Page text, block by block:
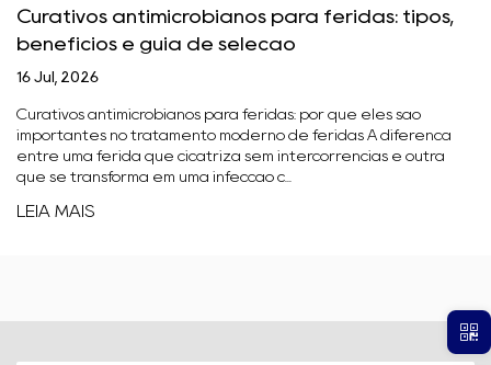
Curativos antimicrobianos para feridas: tipos,
benefícios e guia de seleção
16 Jul, 2026
Curativos antimicrobianos para feridas: por que eles são
importantes no tratamento moderno de feridas A diferença
entre uma ferida que cicatriza sem intercorrências e outra
que se transforma em uma infecção c...
LEIA MAIS